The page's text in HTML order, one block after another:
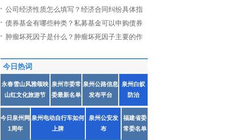
公司经济性质怎么填写？经济合同纠纷具体指
债券基金有哪些种类？私募基金可以申购债券
肿瘤坏死因子是什么？肿瘤坏死因子主要的作
今日热词
永春雪山风雅颂映
山红文化旅游节
泉州市委常
委最新名单
泉州公路信息
发布平台
泉州白蚁
防治
今日泉州网
1周年
泉州电动自行车如何
上牌
泉州公安发
布
福建省委
常委名单